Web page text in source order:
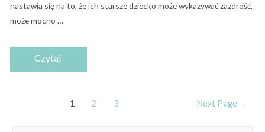
nastawia się na to, że ich starsze dziecko może wykazywać zazdrość,
może mocno …
1 2 3 Next Page →